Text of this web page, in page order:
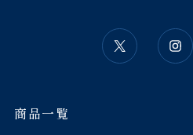
商品一覧